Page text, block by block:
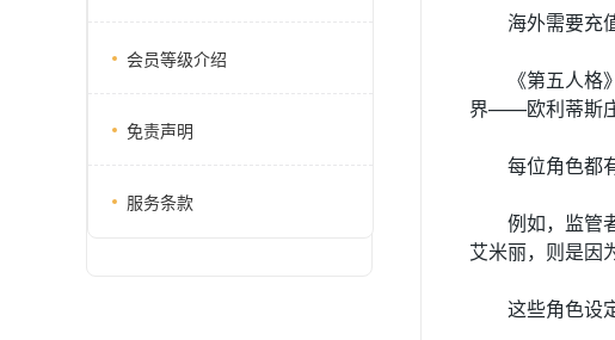
会员等级介绍
免责声明
服务条款
海外需要充
《第五人
界——欧利蒂斯庄
每位角色都
例如，监管
艾米丽，则是因
这些角色设